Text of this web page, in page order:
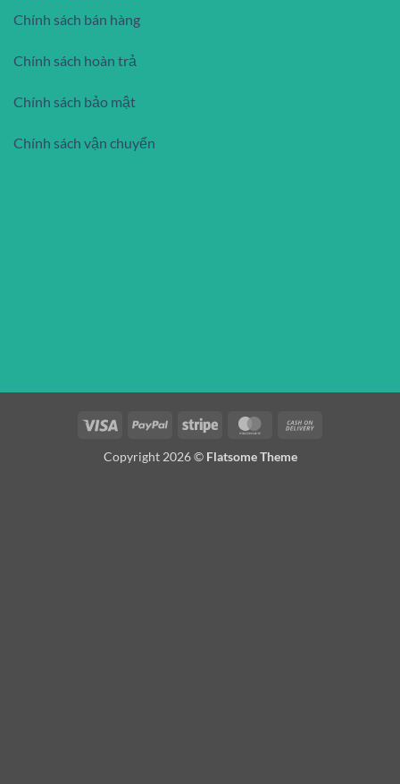
Chính sách bán hàng
Chính sách hoàn trả
Chính sách bảo mật
Chính sách vận chuyển
Visa PayPal Stripe MasterCard
Copyright 2026 © Flatsome Theme